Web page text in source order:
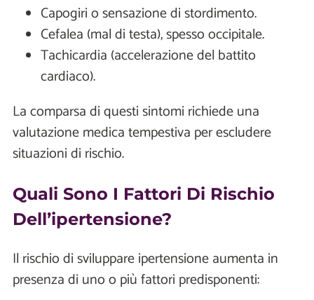
Capogiri o sensazione di stordimento.
Cefalea (mal di testa), spesso occipitale.
Tachicardia (accelerazione del battito
cardiaco).
La comparsa di questi sintomi richiede una
valutazione medica tempestiva per escludere
situazioni di rischio.
Quali Sono I Fattori Di Rischio
Dell’ipertensione?
Il rischio di sviluppare ipertensione aumenta in
presenza di uno o più fattori predisponenti: